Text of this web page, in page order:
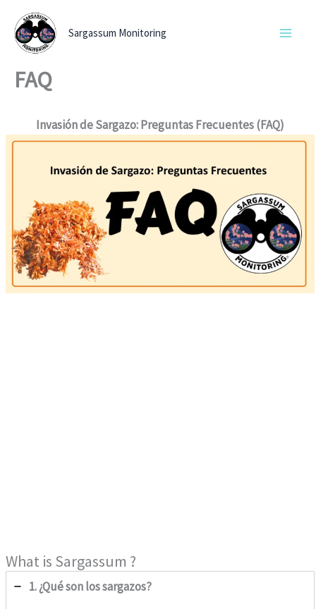
contenido
Sargassum Monitoring
FAQ
Invasión de Sargazo: Preguntas Frecuentes (FAQ)
What is Sargassum ?
1. ¿Qué son los sargazos?